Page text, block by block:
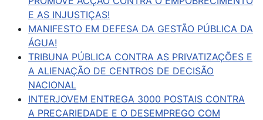
E AS INJUSTIÇAS!
MANIFESTO EM DEFESA DA GESTÃO PÚBLICA DA
ÁGUA!
TRIBUNA PÚBLICA CONTRA AS PRIVATIZAÇÕES E
A ALIENAÇÃO DE CENTROS DE DECISÃO
NACIONAL
INTERJOVEM ENTREGA 3000 POSTAIS CONTRA
A PRECARIEDADE E O DESEMPREGO COM